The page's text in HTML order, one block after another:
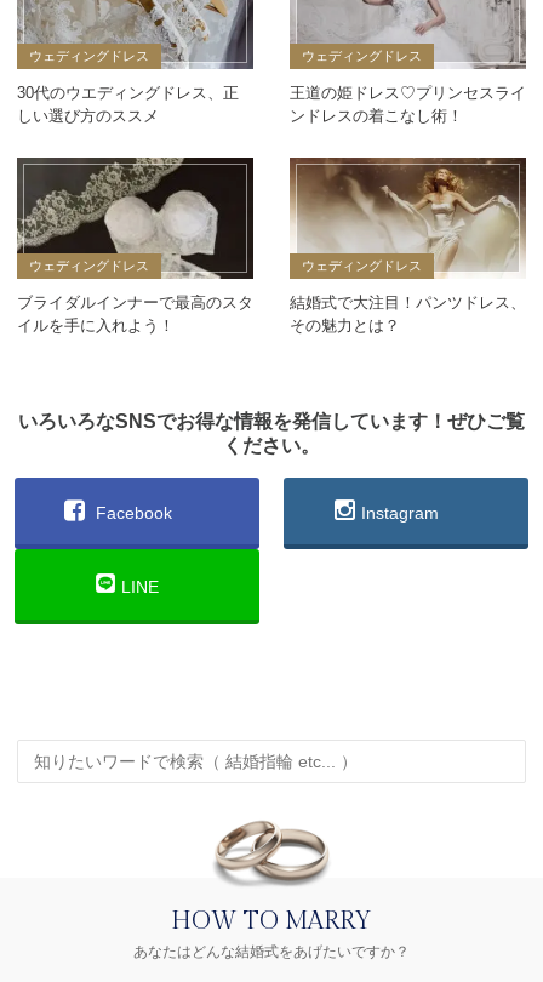
ウェディングドレス
30代のウエディングドレス、正
しい選び方のススメ
ウェディングドレス
王道の姫ドレス♡プリンセスライ
ンドレスの着こなし術！
ウェディングドレス
ブライダルインナーで最高のスタ
イルを手に入れよう！
ウェディングドレス
結婚式で大注目！パンツドレス、
その魅力とは？
いろいろなSNSでお得な情報を発信しています！ぜひご覧
ください。
Facebook Instagram
LINE
HOW TO MARRY
あなたはどんな結婚式をあげたいですか？